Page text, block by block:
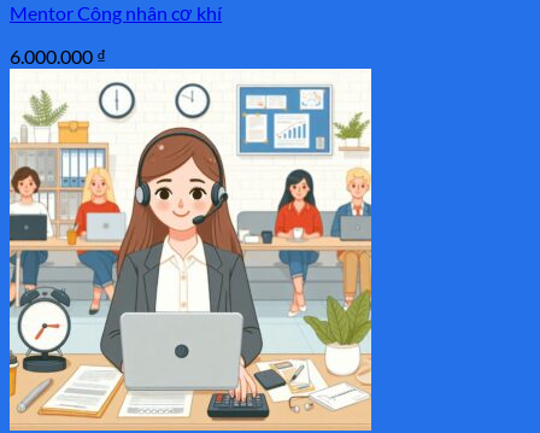
Mentor Công nhân cơ khí
6.000.000 ₫